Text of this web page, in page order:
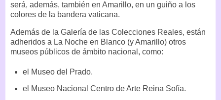
será, además, también en Amarillo, en un guiño a los
colores de la bandera vaticana.
Además de la Galería de las Colecciones Reales, están
adheridos a La Noche en Blanco (y Amarillo) otros
museos públicos de ámbito nacional, como:
el Museo del Prado.
el Museo Nacional Centro de Arte Reina Sofía.